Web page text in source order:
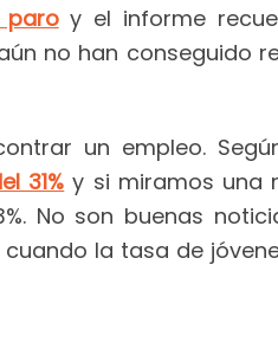
paroy el informe
no han conseguido
un empleo.
31% y si miramos una
No son buenas
la tasa de